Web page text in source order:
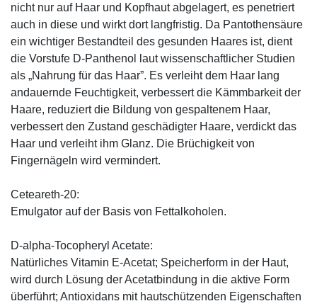
nicht nur auf Haar und Kopfhaut abgelagert, es penetriert
auch in diese und wirkt dort langfristig. Da Pantothensäure
ein wichtiger Bestandteil des gesunden Haares ist, dient
die Vorstufe D-Panthenol laut wissenschaftlicher Studien
als „Nahrung für das Haar”. Es verleiht dem Haar lang
andauernde Feuchtigkeit, verbessert die Kämmbarkeit der
Haare, reduziert die Bildung von gespaltenem Haar,
verbessert den Zustand geschädigter Haare, verdickt das
Haar und verleiht ihm Glanz. Die Brüchigkeit von
Fingernägeln wird vermindert.
Ceteareth-20:
Emulgator auf der Basis von Fettalkoholen.
D-alpha-Tocopheryl Acetate:
Natürliches Vitamin E-Acetat; Speicherform in der Haut,
wird durch Lösung der Acetatbindung in die aktive Form
überführt; Antioxidans mit hautschützenden Eigenschaften